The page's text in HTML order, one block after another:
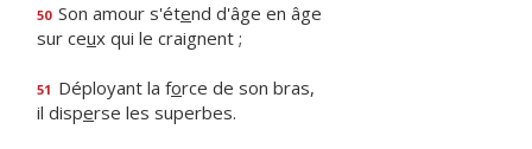
50 Son amour s'étend d'âge en âge
sur ceux qui le craignent ;
51 Déployant la force de son bras,
il disperse les superbes.